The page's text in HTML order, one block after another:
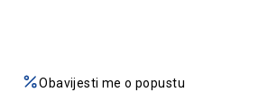
Obavijesti me o popustu